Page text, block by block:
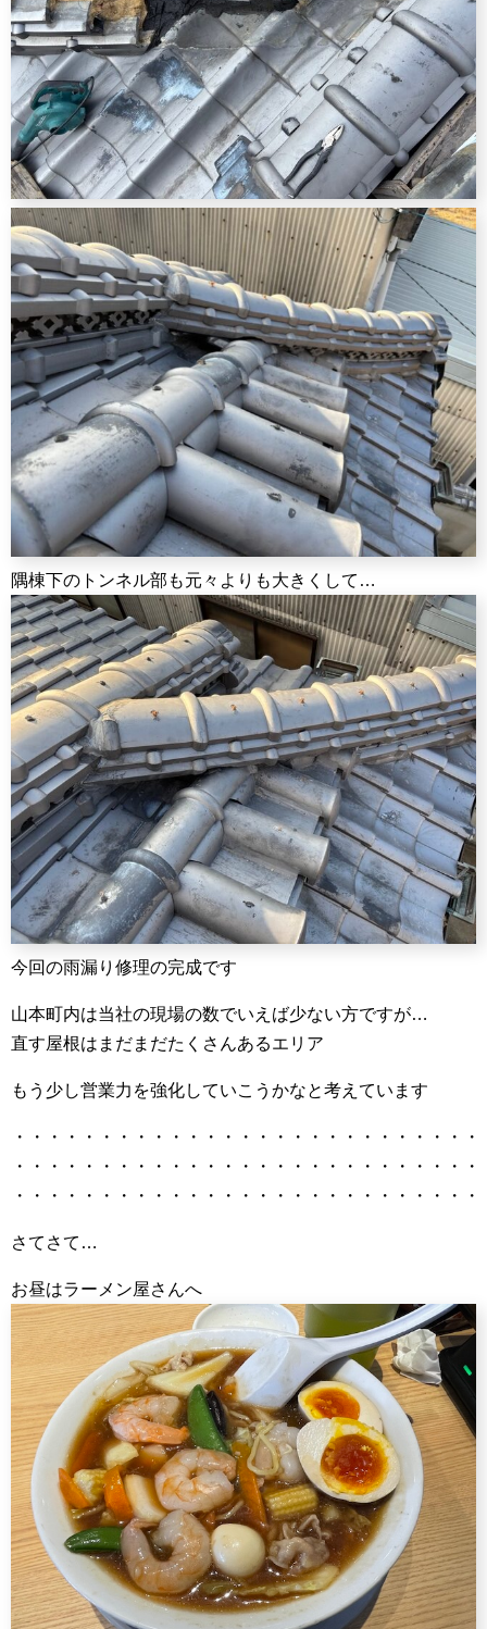
隅棟下のトンネル部も元々よりも大きくして…
今回の雨漏り修理の完成です
山本町内は当社の現場の数でいえば少ない方ですが…
直す屋根はまだまだたくさんあるエリア
もう少し営業力を強化していこうかなと考えています
・・・・・・・・・・・・・・・・・・・・・・・・・・
・・・・・・・・・・・・・・・・・・・・・・・・・・
・・・・・・・・・・・・・・・・・・・・・・・・・・
さてさて…
お昼はラーメン屋さんへ